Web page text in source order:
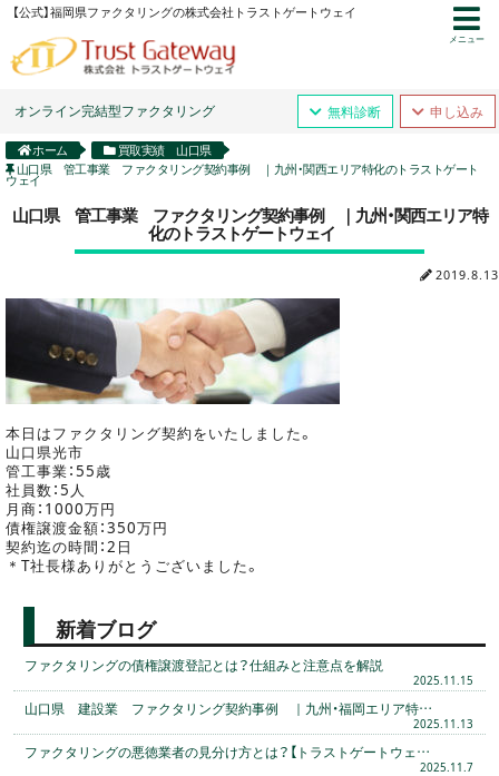
【公式】福岡県ファクタリングの株式会社トラストゲートウェイ
オンライン完結型ファクタリング 無料診断 申し込み
メニュー
ホーム
買取実績 山口県
山口県 管工事業 ファクタリング契約事例 ｜九州・関西エリア特化のトラストゲート
ウェイ
山口県 管工事業 ファクタリング契約事例 ｜九州・関西エリア特
化のトラストゲートウェイ
2019.8.13
本日はファクタリング契約をいたしました。
山口県光市
管工事業：55歳
社員数：5人
月商：1000万円
債権譲渡金額：350万円
契約迄の時間：2日
＊T社長様ありがとうございました。
新着ブログ
ファクタリングの債権譲渡登記とは？仕組みと注意点を解説
2025.11.15
山口県 建設業 ファクタリング契約事例 ｜九州・福岡エリア特…
2025.11.13
ファクタリングの悪徳業者の見分け方とは？【トラストゲートウェ…
2025.11.7